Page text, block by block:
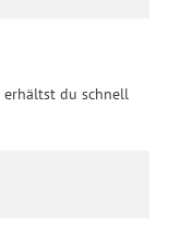
erhältst du schnell